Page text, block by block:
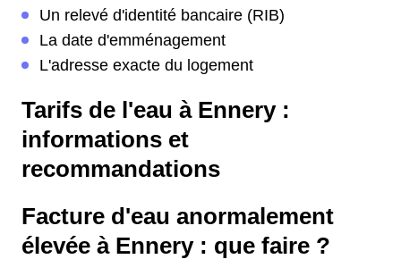
Un relevé d'identité bancaire (RIB)
La date d'emménagement
L'adresse exacte du logement
Tarifs de l'eau à Ennery :
informations et
recommandations
Facture d'eau anormalement
élevée à Ennery : que faire ?